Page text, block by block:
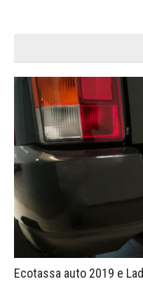
Ecotassa auto 2019 e